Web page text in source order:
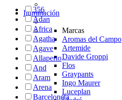
Iluminación
Marcas
Aromas del Campo
Artemide
Davide Groppi
Flos
Graypants
Ingo Maurer
Luceplan
356
Adan
Africa
Agatha
Agave
Allaperto
And
Aram
Arena
Barceloneta